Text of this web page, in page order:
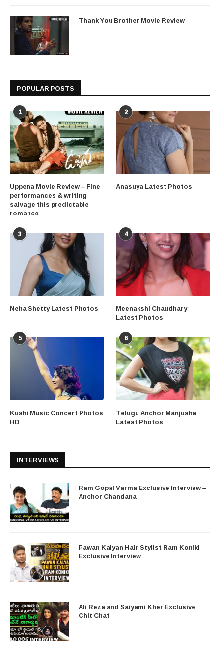
Thank You Brother Movie Review
POPULAR POSTS
1
Uppena Movie Review – Fine
performances & writing
salvage this predictable
romance
2
Anasuya Latest Photos
3
Neha Shetty Latest Photos
4
Meenakshi Chaudhary
Latest Photos
5
Kushi Music Concert Photos
HD
6
Telugu Anchor Manjusha
Latest Photos
INTERVIEWS
Ram Gopal Varma Exclusive Interview –
Anchor Chandana
Pawan Kalyan Hair Stylist Ram Koniki
Exclusive Interview
Ali Reza and Saiyami Kher Exclusive
Chit Chat